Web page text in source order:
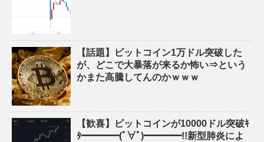
【話題】ビットコイン1万ドル突破した
が、どこで大暴落が来るか怖い⇒という
かまた高騰してんのかｗｗｗ
【歓喜】ビットコインが10000ドル突破ｷ
ﾀ━━━━(ﾟ∀ﾟ)━━━━!!新型肺炎によ